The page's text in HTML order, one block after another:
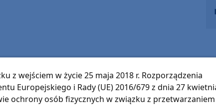
z wejściem w życie 25 maja 2018 r. Rozporządzenia
Europejskiego i Rady (UE) 2016/679 z dnia 27
ochrony osób fizycznych w związku z